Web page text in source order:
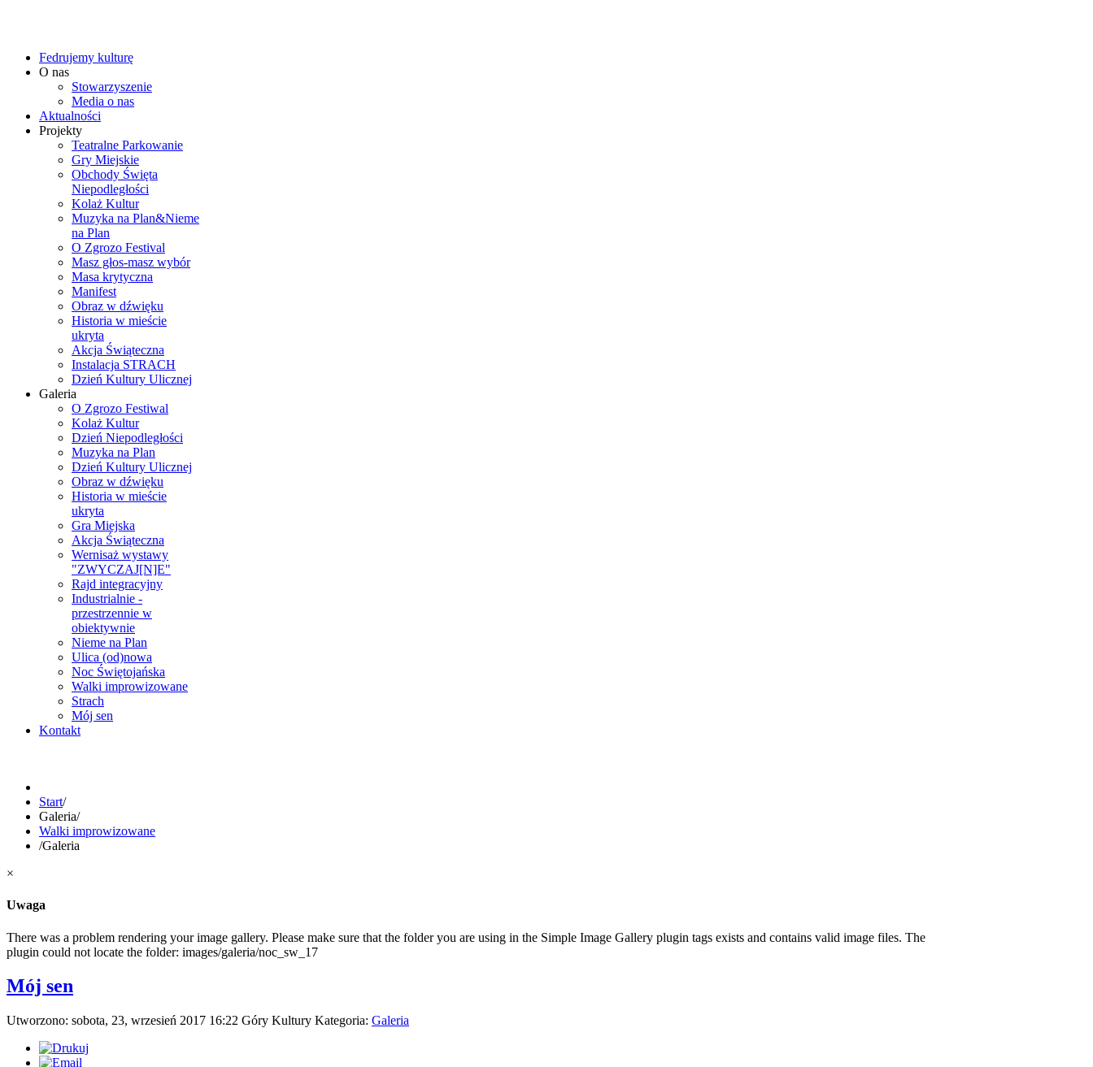
Fedrujemy kulturę
O nas
Stowarzyszenie
Media o nas
Aktualności
Projekty
Teatralne Parkowanie
Gry Miejskie
Obchody Święta
Niepodległości
Kolaż Kultur
Muzyka na Plan&Nieme
na Plan
O Zgrozo Festival
Masz głos-masz wybór
Masa krytyczna
Manifest
Obraz w dźwięku
Historia w mieście
ukryta
Akcja Świąteczna
Instalacja STRACH
Dzień Kultury Ulicznej
Galeria
O Zgrozo Festiwal
Kolaż Kultur
Dzień Niepodległości
Muzyka na Plan
Dzień Kultury Ulicznej
Obraz w dźwięku
Historia w mieście
ukryta
Gra Miejska
Akcja Świąteczna
Wernisaż wystawy
"ZWYCZAJ[N]E"
Rajd integracyjny
Industrialnie -
przestrzennie w
obiektywnie
Nieme na Plan
Ulica (od)nowa
Noc Świętojańska
Walki improwizowane
Strach
Mój sen
Kontakt
Start/
Galeria/
Walki improwizowane
/Galeria
×
Uwaga
There was a problem rendering your image gallery. Please make sure that the folder you are using in the Simple Image Gallery plugin tags exists and contains valid image files. The
plugin could not locate the folder: images/galeria/noc_sw_17
Mój sen
Utworzono: sobota, 23, wrzesień 2017 16:22 Góry Kultury Kategoria: Galeria